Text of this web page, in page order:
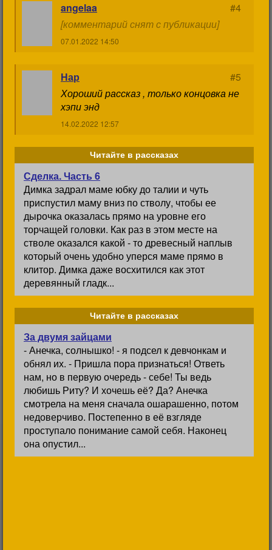
angelaa
#4
[комментарий снят с публикации]
07.01.2022 14:50
Нар
#5
Хороший рассказ , только концовка не
хэпи энд
14.02.2022 12:57
Читайте в рассказах
Сделка. Часть 6
Димка задрал маме юбку до талии и чуть
приспустил маму вниз по стволу, чтобы ее
дырочка оказалась прямо на уровне его
торчащей головки. Как раз в этом месте на
стволе оказался какой - то древесный наплыв
который очень удобно уперся маме прямо в
клитор. Димка даже восхитился как этот
деревянный гладк...
Читайте в рассказах
За двумя зайцами
- Анечка, солнышко! - я подсел к девчонкам и
обнял их. - Пришла пора признаться! Ответь
нам, но в первую очередь - себе! Ты ведь
любишь Риту? И хочешь её? Да? Анечка
смотрела на меня сначала ошарашенно, потом
недоверчиво. Постепенно в её взгляде
проступало понимание самой себя. Наконец
она опустил...